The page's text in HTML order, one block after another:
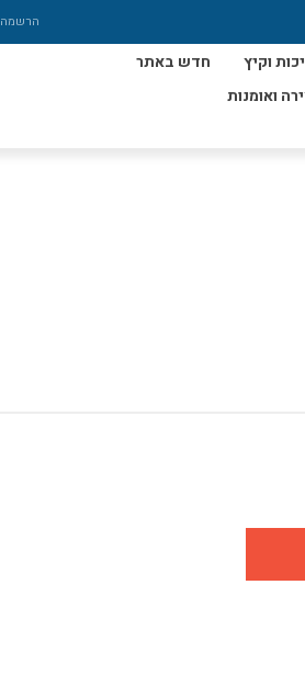
הרשמה
וקיץ
חדש באתר
ואומנות